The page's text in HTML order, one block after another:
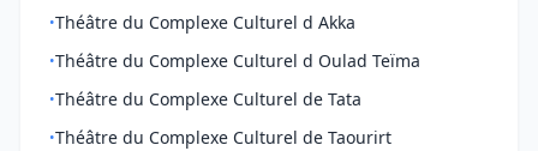
•Théâtre du Complexe Culturel d Akka
•Théâtre du Complexe Culturel d Oulad Teïma
•Théâtre du Complexe Culturel de Tata
•Théâtre du Complexe Culturel de Taourirt